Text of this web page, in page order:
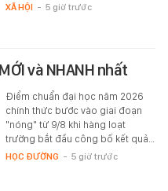
XÃ HỘI - 5 giờ trước
và NHANH nhất
Điểm chuẩn đại học năm 2026
chính thức bước vào giai đoạn
"nóng" từ 9/8 khi hàng loạt
trường bắt đầu công bố kết quả…
HỌC ĐƯỜNG - 5 giờ trước